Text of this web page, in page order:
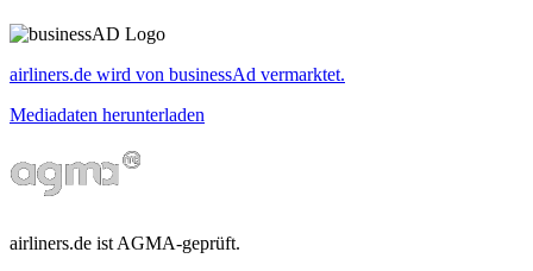
airliners.de wird von businessAd vermarktet.
Mediadaten herunterladen
airliners.de ist AGMA-geprüft.